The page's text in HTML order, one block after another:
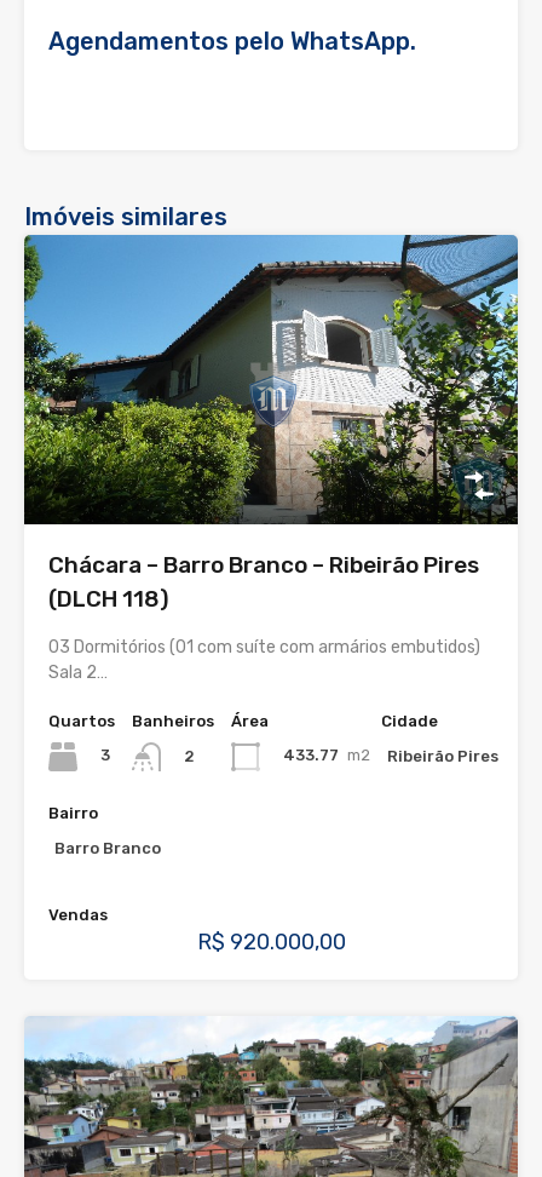
Agendamentos pelo WhatsApp.
Imóveis similares
Chácara – Barro Branco – Ribeirão Pires
(DLCH 118)
03 Dormitórios (01 com suíte com armários embutidos)
Sala 2…
Quartos
3
Banheiros
2
Área
433.77 m2
Cidade
Ribeirão Pires
Bairro
Barro Branco
Vendas
R$ 920.000,00